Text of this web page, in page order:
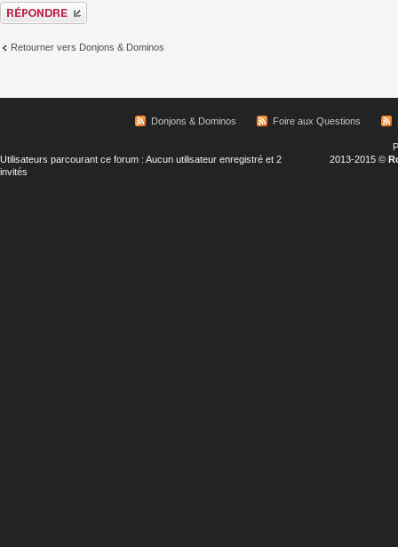
Répondre
Retourner vers Donjons & Dominos
Donjons & Dominos Foire aux Questions
Utilisateurs parcourant ce forum : Aucun utilisateur enregistré et 2
invités
2013-2015 ©